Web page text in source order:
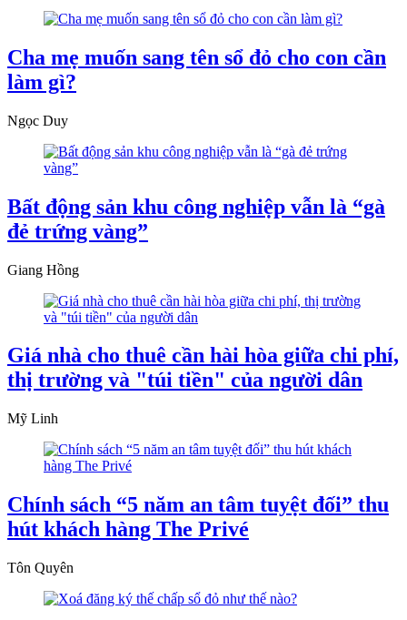
Cha mẹ muốn sang tên sổ đỏ cho con cần
làm gì?
Ngọc Duy
Bất động sản khu công nghiệp vẫn là “gà
đẻ trứng vàng”
Giang Hồng
Giá nhà cho thuê cần hài hòa giữa chi phí,
thị trường và "túi tiền" của người dân
Mỹ Linh
Chính sách “5 năm an tâm tuyệt đối” thu
hút khách hàng The Privé
Tôn Quyên